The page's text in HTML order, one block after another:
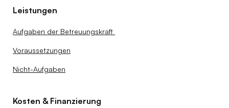
Leistungen
Aufgaben der Betreuungskraft
Voraussetzungen
Nicht-Aufgaben
Kosten & Finanzierung